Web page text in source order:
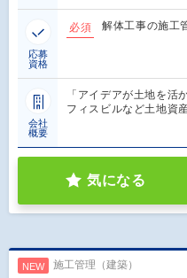
応募
資格
必須 解体工事の施工
会社
概要
「アイデアが土地を活
フィスビルなど土地資
気になる
NEW 施工管理（建築）